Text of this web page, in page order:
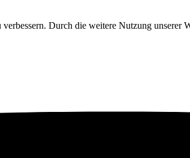
Durch die weitere Nutzung unserer